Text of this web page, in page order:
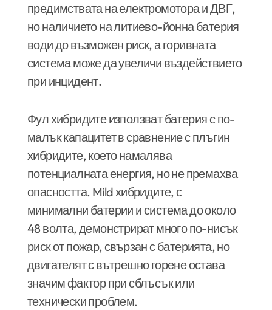
предимствата на електромотора и ДВГ,
но наличието на литиево-йонна батерия
води до възможен риск, а горивната
система може да увеличи въздействието
при инцидент.
Фул хибридите използват батерия с по-
малък капацитет в сравнение с плъгин
хибридите, което намалява
потенциалната енергия, но не премахва
опасността. Mild хибридите, с
минимални батерии и система до около
48 волта, демонстрират много по-нисък
риск от пожар, свързан с батерията, но
двигателят с вътрешно горене остава
значим фактор при сблъсък или
технически проблем.